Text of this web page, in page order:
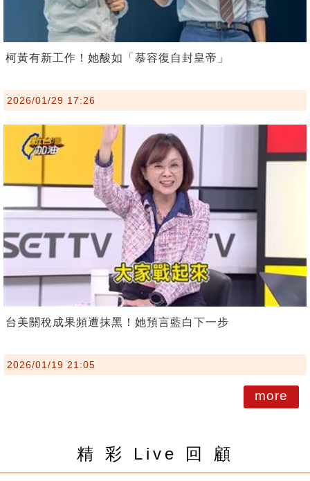
柯黃有新工作！她酸如「慕容復自封皇帝」
2026/01/29 17:26
台美關稅成果頻遭抹黑！她預言藍白下一步
2026/01/19 21:05
more
精 彩 Live 回 顧